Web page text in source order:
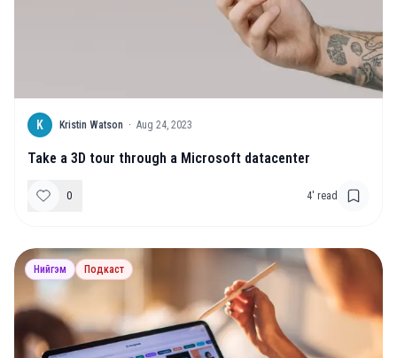
K Kristin Watson · Aug 24, 2023
Take a 3D tour through a Microsoft datacenter
0 4' read
Нийгэм Подкаст